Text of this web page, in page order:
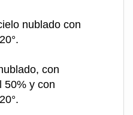
nublado con
con
50% y con